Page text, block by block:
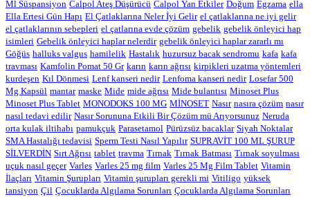
Ml Süspansiyon Calpol Ateş Düşürücü Calpol Yan Etkiler Doğum Egzama ella
Ella Ertesi Gün Hapı El Çatlaklarına Neler İyi Gelir el çatlaklarına ne iyi gelir
el çatlaklarının sebepleri el çatlarına evde çözüm gebelik gebelik önleyici hap
isimleri Gebelik önleyici haplar nelerdir gebelik önleyici haplar zararlı mı
Göğüs halluks valgus hamilelik Hastalık huzursuz bacak sendromu kafa kafa
travması Kamfolin Pomat 50 Gr karın karın ağrısı kirpikleri uzatma yöntemleri
kurdeşen Kıl Dönmesi Lenf kanseri nedir Lenfoma kanseri nedir Losefar 500
Mg Kapsül mantar maske Mide mide ağrısı Mide bulantısı Minoset Plus
Minoset Plus Tablet MONODOKS 100 MG MİNOSET Nasır nasıra çözüm nasır
nasıl tedavi edilir Nasır Sorununa Etkili Bir Çözüm mü Arıyorsunuz Neruda
orta kulak iltihabı pamukçuk Parasetamol Pürüzsüz bacaklar Siyah Noktalar
SMA Hastalığı tedavisi Sperm Testi Nasıl Yapılır SUPRAVİT 100 ML ŞURUP
SİLVERDİN Sırt Ağrısı tablet travma Tırnak Tırnak Batması Tırnak soyulması
uçuk nasıl geçer Varles Varles 25 mg film Varles 25 Mg Film Tablet Vitamin
İlaçları Vitamin Şurupları Vitamin şurupları gerekli mi Vitiligo yüksek
tansiyon Çil Çocuklarda Algılama Sorunları Çocuklarda Algılama Sorunları